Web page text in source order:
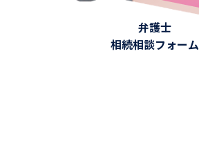
弁護士
相続相談フォーム